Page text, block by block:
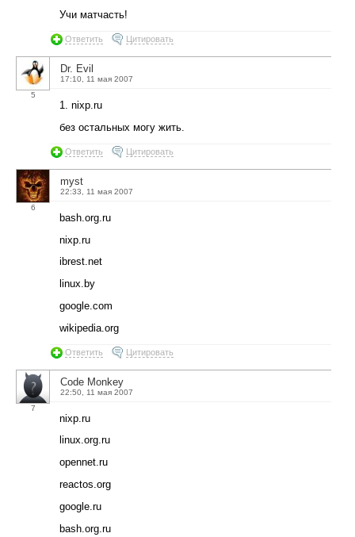
Учи матчасть!
Ответить Цитировать
5
Dr. Evil
17:10, 11 мая 2007
1. nixp.ru
без остальных могу жить.
Ответить Цитировать
6
myst
22:33, 11 мая 2007
bash.org.ru
nixp.ru
ibrest.net
linux.by
google.com
wikipedia.org
Ответить Цитировать
7
Code Monkey
22:50, 11 мая 2007
nixp.ru
linux.org.ru
opennet.ru
reactos.org
google.ru
bash.org.ru